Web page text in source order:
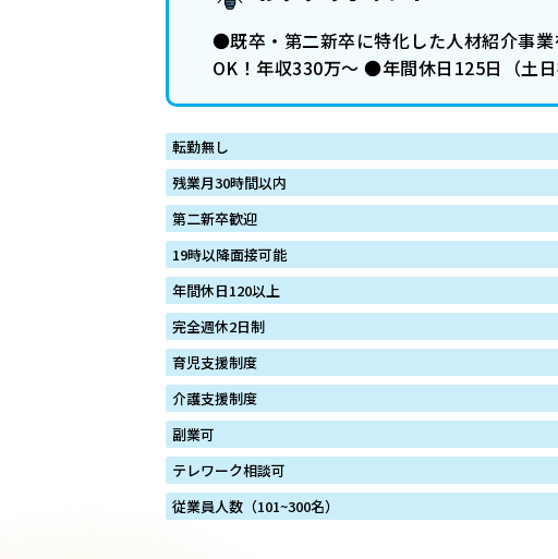
●既卒・第二新卒に特化した人材紹介事
OK！年収330万～ ●年間休日125日（土
転勤無し
残業月30時間以内
第二新卒歓迎
19時以降面接可能
年間休日120以上
完全週休2日制
育児支援制度
介護支援制度
副業可
テレワーク相談可
従業員人数（101~300名）